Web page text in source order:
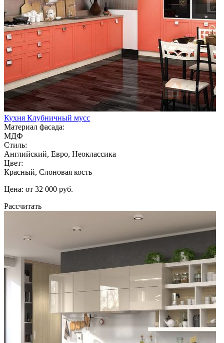
Кухня Клубничный мусс
Материал фасада:
МДФ
Стиль:
Английский, Евро, Неоклассика
Цвет:
Красный, Слоновая кость
Цена: от 32 000 руб.
Рассчитать